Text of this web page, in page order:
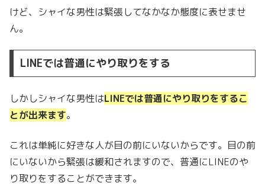
けど、シャイな男性は緊張してなかなか態度に表せませ
ん。
LINEでは普通にやり取りをする
しかしシャイな男性はLINEでは普通にやり取りをするこ
とが出来ます。
これは単純に好きな人が目の前にいないからです。目の前
にいないから緊張は緩和されますので、普通にLINEのや
り取りをすることができます。